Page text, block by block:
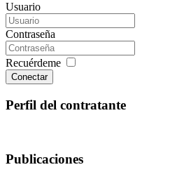
Usuario
Contraseña
Recuérdeme
Conectar
Perfil del contratante
Publicaciones